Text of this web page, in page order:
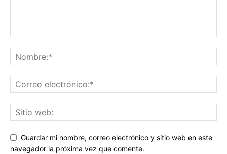
Guardar mi nombre, correo electrónico y sitio web en este
navegador la próxima vez que comente.